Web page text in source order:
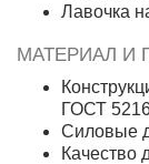
Лавочка
МАТЕРИАЛ И
ГОСТ
Силовые
Качество